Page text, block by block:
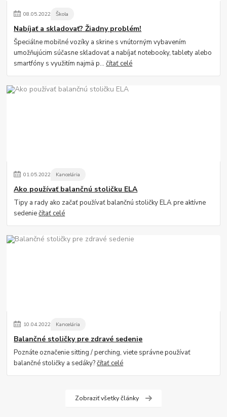
08.05.2022 Škola
Nabíjať a skladovať? Žiadny problém!
Špeciálne mobilné vozíky a skrine s vnútorným vybavením
umožňujúcim súčasne skladovať a nabíjať notebooky, tablety alebo
smartfóny s využitím najmä p...čítať celé
01.05.2022 Kancelária
Ako používať balančnú stoličku ELA
Tipy a rady ako začať používať balančnú stoličky ELA pre aktívne
sedeniečítať celé
10.04.2022 Kancelária
Balančné stoličky pre zdravé sedenie
Poznáte označenie sitting / perching, viete správne používať
balančné stoličky a sedáky?čítať celé
Zobraziť všetky články